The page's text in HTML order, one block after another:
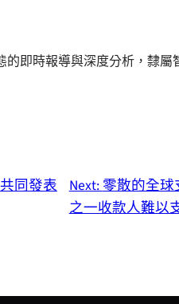
即時報導與深度分析，隸
同發表
Next: 零散的全
之一收款人難以